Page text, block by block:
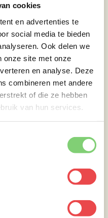
cookies
en advertenties te
social media te bieden
Ook delen we
onze site met onze
en analyse. Deze
combineren met andere
of die ze hebben
van hun services.